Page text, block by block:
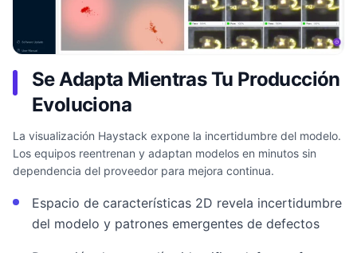
Se Adapta Mientras Tu Producción
Evoluciona
La visualización Haystack expone la incertidumbre del modelo.
Los equipos reentrenan y adaptan modelos en minutos sin
dependencia del proveedor para mejora continua.
Espacio de características 2D revela incertidumbre
del modelo y patrones emergentes de defectos